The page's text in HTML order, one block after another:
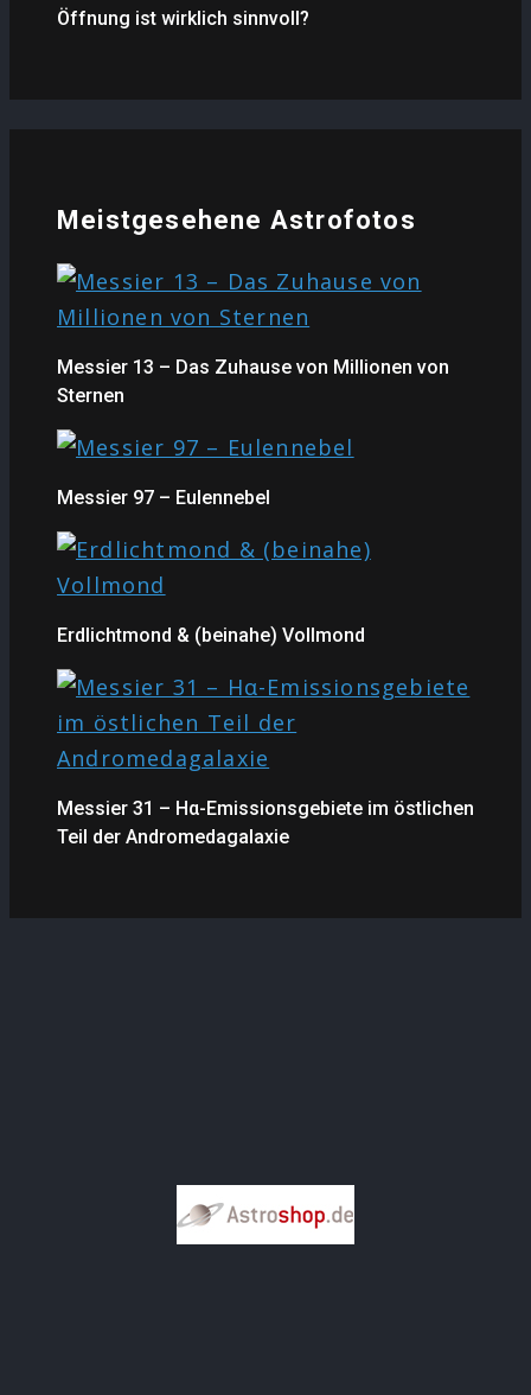
Öffnung ist wirklich sinnvoll?
Meistgesehene Astrofotos
Messier 13 – Das Zuhause von Millionen von
Sternen
Messier 97 – Eulennebel
Erdlichtmond & (beinahe) Vollmond
Messier 31 – Hα-Emissionsgebiete im östlichen
Teil der Andromedagalaxie